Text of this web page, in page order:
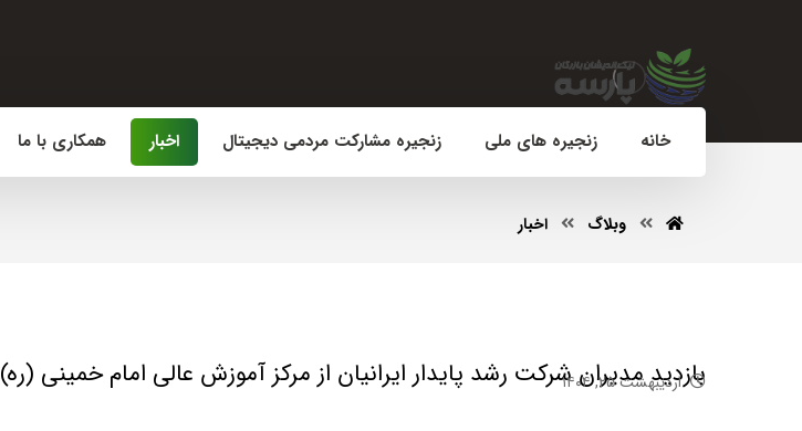
خانه زنجیره های ملی زنجیره مشارکت مردمی دیجیتال اخبار همکاری با ما
وبلاگ اخبار
بازدید مدیران شرکت رشد پایدار ایرانیان از مرکز آموزش عالی امام خمینی (ره)
اردیبهشت ۲۵, ۱۴۰۴